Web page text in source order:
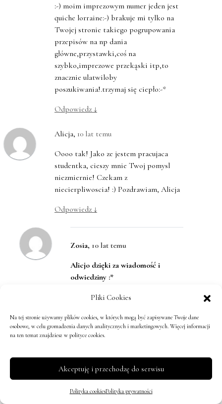
Pliki Cookies
Na tej stronie używamy plików cookies, w których mogą być zapisywane Twoje dane
osobowe, w celu gromadzenia danych analitycznych i marketingowych. Więcej informacji
na ten temat znajdziesz w polityce cookies.
Akceptuję i przechodzę do serwisu
Polityka cookiesPolityka prywatności
:-) moim imprezowym numer jeden jest
quiche lorraine:-) brakuje mi tylko na
Twojej stronie takiego pogrupowania
przepisów na np dania
główne,przystawki,coś na
szybko,imprezowe przekąski itp,to
znacznie ulatwiloby
poszukiwania!.trzymaj się ciepło:-*
Odpowiedz ↓
Alicja, 10 lat temu
Oooo tak! Jako ze jestem pracujaca
studentka, cieszy mnie Twoj pomysl
niezmiernie! Czekam z
niecierpliwoscia! :) Pozdrawiam, Alicja
Odpowiedz ↓
Zosia, 10 lat temu
Alicjo dzięki za wiadomość i
odwiedziny :*
Odpowiedz↓
Marta,10 lat temu
Świetny pomysł :) czekam na studenckie
danie. Makaron i sos jogurtowy z
tuńczykiem cebulką i kukurydzą :)
szybko, tanio i dobrze :)